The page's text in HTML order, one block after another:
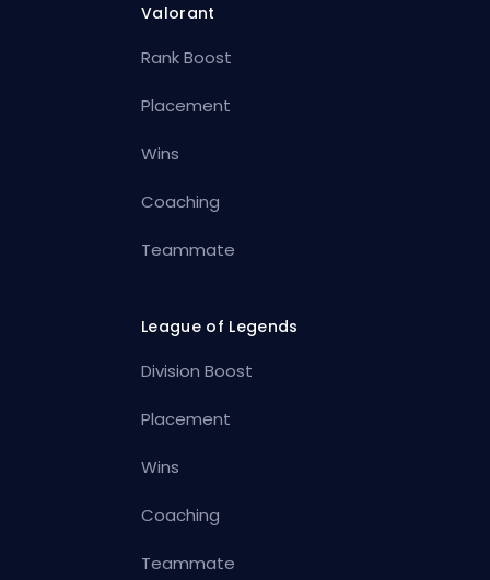
Valorant
Rank Boost
Placement
Wins
Coaching
Teammate
League of Legends
Division Boost
Placement
Wins
Coaching
Teammate